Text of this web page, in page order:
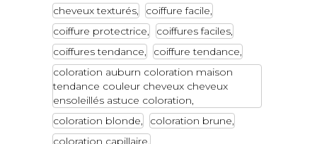
cheveux texturés
coiffure facile
coiffure protectrice
coiffures faciles
coiffures tendance
coiffure tendance
coloration auburn coloration maison
tendance couleur cheveux cheveux
ensoleillés astuce coloration
coloration blonde
coloration brune
coloration capillaire